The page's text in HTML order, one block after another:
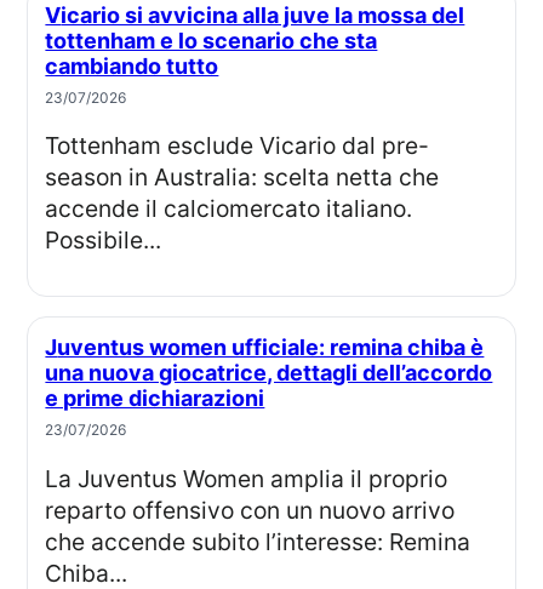
Vicario si avvicina alla juve la mossa del
tottenham e lo scenario che sta
cambiando tutto
23/07/2026
Tottenham esclude Vicario dal pre-
season in Australia: scelta netta che
accende il calciomercato italiano.
Possibile...
Juventus women ufficiale: remina chiba è
una nuova giocatrice, dettagli dell’accordo
e prime dichiarazioni
23/07/2026
La Juventus Women amplia il proprio
reparto offensivo con un nuovo arrivo
che accende subito l’interesse: Remina
Chiba...